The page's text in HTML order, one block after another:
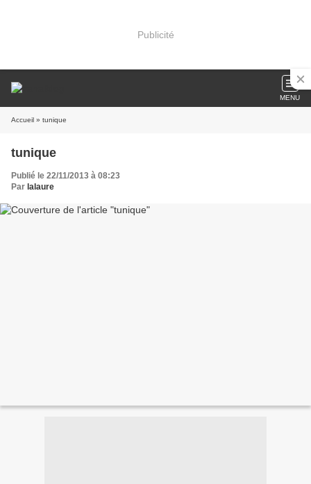
Publicité
MENU
Accueil » tunique
tunique
Publié le 22/11/2013 à 08:23
Par lalaure